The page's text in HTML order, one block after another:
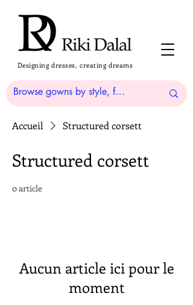
Designing dresses, creating dreams
Accueil Structured corsett
Structured corsett
0 article
Aucun article ici pour le
moment